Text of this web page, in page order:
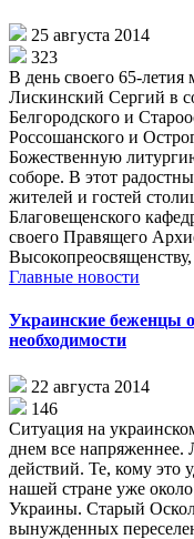
25 августа 2014
323
В день своего 65-
Лискинский Сергий в
Белгородского и
Россошанского и
Божественную
соборе. В этот
жителей и гостей
Благовещенского
своего Правящего
Главные новости
Украинские беженцы
необходимости
22 августа 2014
146
Ситуация на
днем все
действий. Те, кому это
нашей стране уже
Украины. Старый
вынужденных